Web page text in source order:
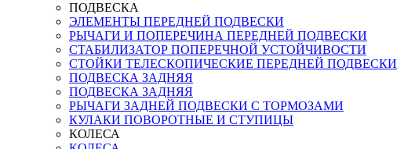
ПОДВЕСКА
ЭЛЕМЕНТЫ ПЕРЕДНЕЙ ПОДВЕСКИ
РЫЧАГИ И ПОПЕРЕЧИНА ПЕРЕДНЕЙ ПОДВЕСКИ
СТАБИЛИЗАТОР ПОПЕРЕЧНОЙ УСТОЙЧИВОСТИ
СТОЙКИ ТЕЛЕСКОПИЧЕСКИЕ ПЕРЕДНЕЙ ПОДВЕСКИ
ПОДВЕСКА ЗАДНЯЯ
ПОДВЕСКА ЗАДНЯЯ
РЫЧАГИ ЗАДНЕЙ ПОДВЕСКИ С ТОРМОЗАМИ
КУЛАКИ ПОВОРОТНЫЕ И СТУПИЦЫ
КОЛЕСА